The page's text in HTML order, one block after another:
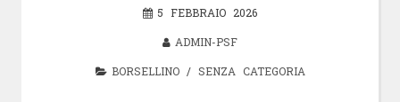
5 FEBBRAIO 2026
ADMIN-PSF
BORSELLINO/ SENZA CATEGORIA